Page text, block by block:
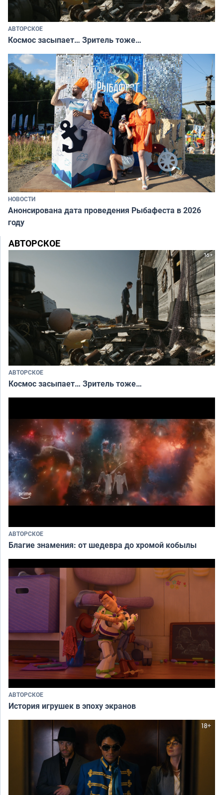
АВТОРСКОЕ
Космос засыпает… Зритель тоже…
НОВОСТИ
Анонсирована дата проведения Рыбафеста в 2026
году
АВТОРСКОЕ
АВТОРСКОЕ
Космос засыпает… Зритель тоже…
АВТОРСКОЕ
Благие знамения: от шедевра до хромой кобылы
АВТОРСКОЕ
История игрушек в эпоху экранов